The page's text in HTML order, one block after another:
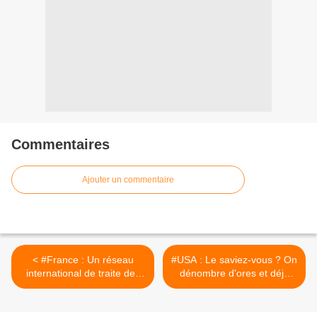
Commentaires
Ajouter un commentaire
< #France : Un réseau
international de traite des
êtres humains démantelé
#USA : Le saviez-vous ? On
dénombre d'ores et déjà
plus de 200.000 actes